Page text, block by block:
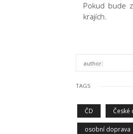
Pokud bude
krajích.
author:
TAGS
ČD České
osobní doprava